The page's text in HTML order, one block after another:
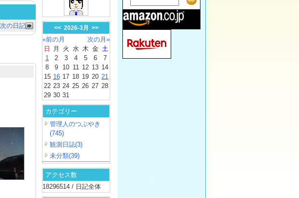
次の日記 << 2026-3月 >>
«前の月
次の月»
日
月 火 水 木 金 土
1
2 3 4 5 6
7
8
9 10 11 12 13 14
15 16 17 18 19 20 21
22 23 24 25 26 27 28
29 30 31
カテゴリー
管理人のつぶやき
(745)
観測日誌(3)
未分類(39)
アクセス数
18296514 / 日記全体